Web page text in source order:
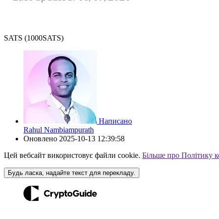
SATS (1000SATS)
Написано
Rahul Nambiampurath
Оновлено 2025-10-13 12:39:58
Цей вебсайт використовує файли cookie. Більше про Політику
Будь ласка, надайте текст для перекладу.